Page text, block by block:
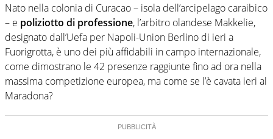
Nato nella colonia di Curacao – isola dell’arcipelago caraibico
– e poliziotto di professione, l’arbitro olandese Makkelie,
designato dall’Uefa per Napoli-Union Berlino di ieri a
Fuorigrotta, è uno dei più affidabili in campo internazionale,
come dimostrano le 42 presenze raggiunte fino ad ora nella
massima competizione europea, ma come se l’è cavata ieri al
Maradona?